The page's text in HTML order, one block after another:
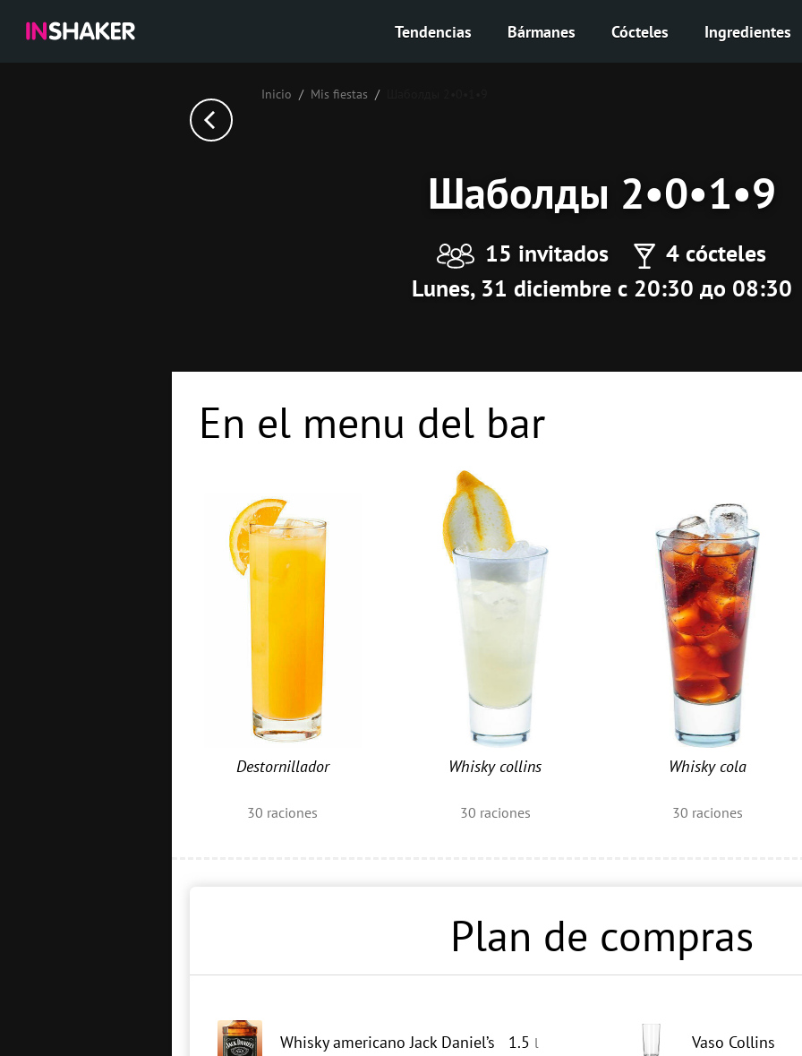
Tendencias Bármanes Cócteles Ingredientes
Inicio Mis fiestas
Шаболды 2•0•1•9
15 invitados
4 cócteles
Lunes, 31 diciembre с 20:30 до 08:30
En el menu del bar
Destornillador
30 raciones
Whisky collins
30 raciones
Whisky cola
30 raciones
Plan de compras
Whisky americano Jack Daniel’s 1.5 l Vaso Collins